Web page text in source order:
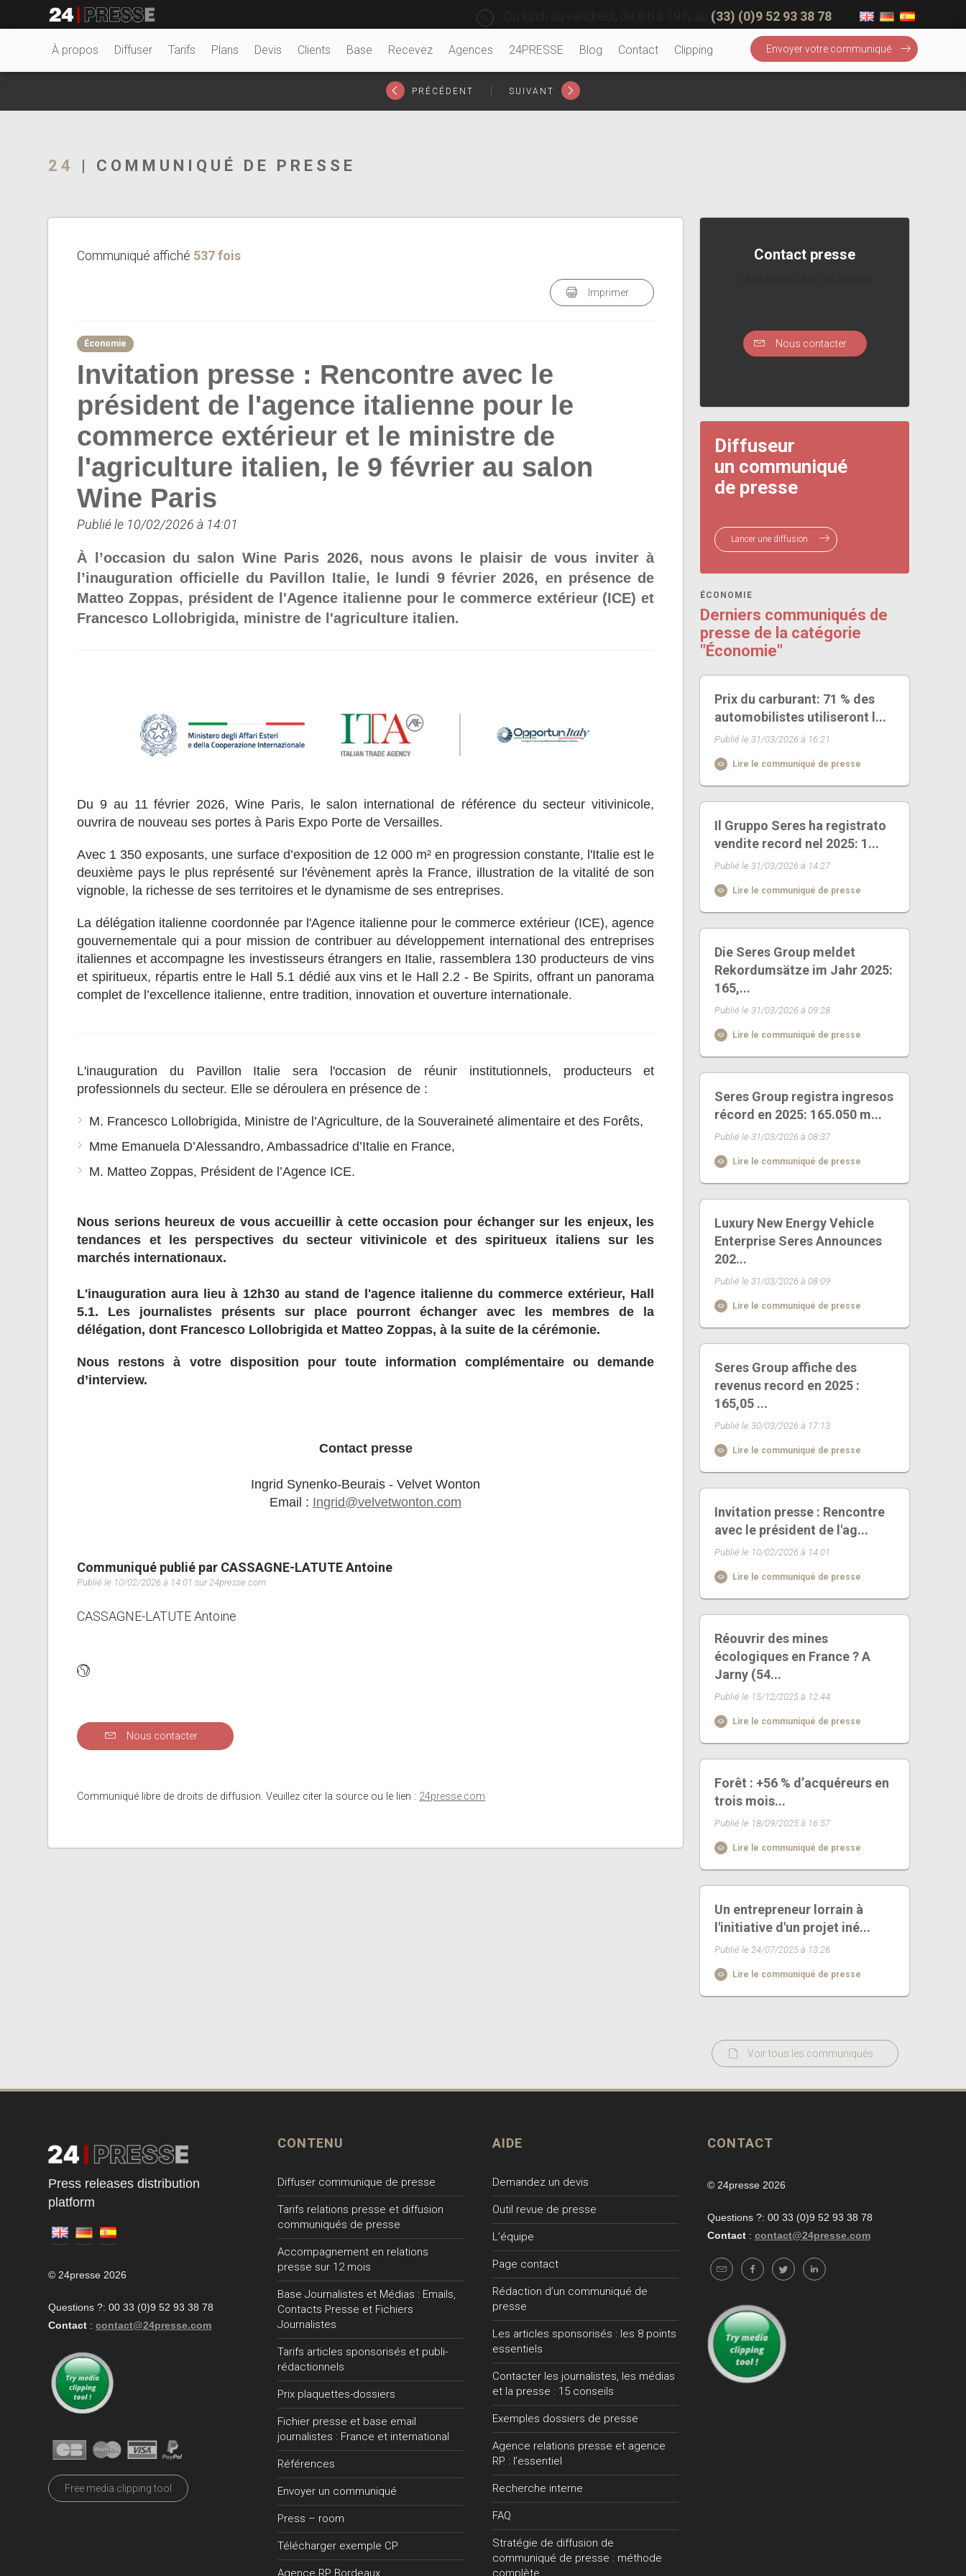
24Presse -
(33) (0)9 52 93 38 78
À propos Diffuser Tarifs Plans Devis Clients Base Recevez Agences 24PRESSE Blog Contact Clipping Envoyer votre communiqué
PRÉCÉDENT SUIVANT
24 | COMMUNIQUÉ DE PRESSE
Communiqué affiché 537 fois
Imprimer
Économie
Invitation presse : Rencontre avec le
président de l'agence italienne pour le
commerce extérieur et le ministre de
l'agriculture italien, le 9 février au salon
Wine Paris
Publié le 10/02/2026 à 14:01
À l’occasion du salon Wine Paris 2026, nous avons le plaisir de vous inviter à
l’inauguration officielle du Pavillon Italie, le lundi 9 février 2026, en présence de
Matteo Zoppas, président de l'Agence italienne pour le commerce extérieur (ICE) et
Francesco Lollobrigida, ministre de l'agriculture italien.
Du 9 au 11 février 2026, Wine Paris, le salon international de référence du secteur vitivinicole,
ouvrira de nouveau ses portes à Paris Expo Porte de Versailles.
Avec 1 350 exposants, une surface d’exposition de 12 000 m² en progression constante, l'Italie est le
deuxième pays le plus représenté sur l'évènement après la France, illustration de la vitalité de son
vignoble, la richesse de ses territoires et le dynamisme de ses entreprises.
La délégation italienne coordonnée par l'Agence italienne pour le commerce extérieur (ICE), agence
gouvernementale qui a pour mission de contribuer au développement international des entreprises
italiennes et accompagne les investisseurs étrangers en Italie, rassemblera 130 producteurs de vins
et spiritueux, répartis entre le Hall 5.1 dédié aux vins et le Hall 2.2 - Be Spirits, offrant un panorama
complet de l’excellence italienne, entre tradition, innovation et ouverture internationale.
L'inauguration du Pavillon Italie sera l'occasion de réunir institutionnels, producteurs et
professionnels du secteur. Elle se déroulera en présence de :
M. Francesco Lollobrigida, Ministre de l’Agriculture, de la Souveraineté alimentaire et des Forêts,
Mme Emanuela D’Alessandro, Ambassadrice d’Italie en France,
M. Matteo Zoppas, Président de l’Agence ICE.
Nous serions heureux de vous accueillir à cette occasion pour échanger sur les enjeux, les
tendances et les perspectives du secteur vitivinicole et des spiritueux italiens sur les
marchés internationaux.
L'inauguration aura lieu à 12h30 au stand de l'agence italienne du commerce extérieur, Hall
5.1. Les journalistes présents sur place pourront échanger avec les membres de la
délégation, dont Francesco Lollobrigida et Matteo Zoppas, à la suite de la cérémonie.
Nous restons à votre disposition pour toute information complémentaire ou demande
d’interview.
Contact presse
Ingrid Synenko-Beurais - Velvet Wonton
Email : Ingrid@velvetwonton.com
Communiqué publié par CASSAGNE-LATUTE Antoine
Publié le 10/02/2026 à 14:01 sur 24presse.com
CASSAGNE-LATUTE Antoine
Nous contacter
Communiqué libre de droits de diffusion. Veuillez citer la source ou le lien : 24presse.com
Contact presse
Nous contacter
Diffuseur
un communiqué
de presse
Lancer une diffusion
ÉCONOMIE
Derniers communiqués de
presse de la catégorie
"Économie"
Prix du carburant: 71 % des
automobilistes utiliseront l...
Publié le 31/03/2026 à 16:21
Lire le communiqué de presse
Il Gruppo Seres ha registrato
vendite record nel 2025: 1...
Publié le 31/03/2026 à 14:27
Lire le communiqué de presse
Die Seres Group meldet
Rekordumsätze im Jahr 2025:
165,...
Publié le 31/03/2026 à 09:28
Lire le communiqué de presse
Seres Group registra ingresos
récord en 2025: 165.050 m...
Publié le 31/03/2026 à 08:37
Lire le communiqué de presse
Luxury New Energy Vehicle
Enterprise Seres Announces
202...
Publié le 31/03/2026 à 08:09
Lire le communiqué de presse
Seres Group affiche des
revenus record en 2025 :
165,05 ...
Publié le 30/03/2026 à 17:13
Lire le communiqué de presse
Invitation presse : Rencontre
avec le président de l'ag...
Publié le 10/02/2026 à 14:01
Lire le communiqué de presse
Réouvrir des mines
écologiques en France ? A
Jarny (54...
Publié le 15/12/2025 à 12:44
Lire le communiqué de presse
Forêt : +56 % d’acquéreurs en
trois mois...
Publié le 18/09/2025 à 16:57
Lire le communiqué de presse
Un entrepreneur lorrain à
l'initiative d'un projet iné...
Publié le 24/07/2025 à 13:26
Lire le communiqué de presse
Voir tous les communiqués
Press releases distribution
platform
© 24presse 2026
Questions ?: 00 33 (0)9 52 93 38 78
Contact : contact@24presse.com
Free media clipping tool
CONTENU
Diffuser communique de presse
Tarifs relations presse et diffusion
communiqués de presse
Accompagnement en relations
presse sur 12 mois
Base Journalistes et Médias : Emails,
Contacts Presse et Fichiers
Journalistes
Tarifs articles sponsorisés et publi-
rédactionnels
Prix plaquettes-dossiers
Fichier presse et base email
journalistes : France et international
Références
Envoyer un communiqué
Press – room
Télécharger exemple CP
Agence RP Bordeaux
AIDE
Demandez un devis
Outil revue de presse
L’équipe
Page contact
Rédaction d’un communiqué de
presse
Les articles sponsorisés : les 8 points
essentiels
Contacter les journalistes, les médias
et la presse : 15 conseils
Exemples dossiers de presse
Agence relations presse et agence
RP : l’essentiel
Recherche interne
FAQ
Stratégie de diffusion de
communiqué de presse : méthode
complète
CONTACT
© 24presse 2026
Questions ?: 00 33 (0)9 52 93 38 78
Contact : contact@24presse.com